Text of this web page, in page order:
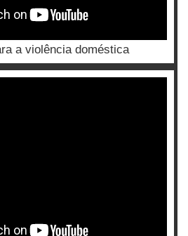
a violência doméstica